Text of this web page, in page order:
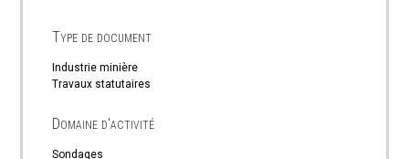
Type de document
Industrie minière
Travaux statutaires
Domaine d'activité
Sondages